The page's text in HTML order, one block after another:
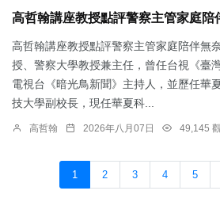
高哲翰講座教授點評警察主管家庭陪
高哲翰講座教授點評警察主管家庭陪伴無
授、警察大學教授兼主任，曾任台視《臺
電視台《暗光鳥新聞》主持人，並歷任華
技大學副校長，現任華夏科...
高哲翰 2026年八月07日 49,145
1 2 3 4 5